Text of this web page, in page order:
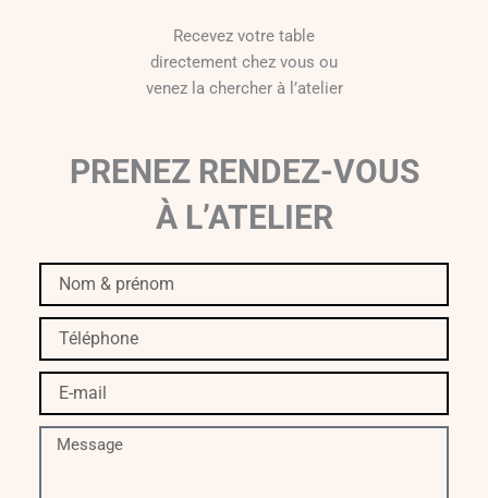
Recevez votre table
directement chez vous ou
venez la chercher à l’atelier
PRENEZ RENDEZ-VOUS
À L’ATELIER
prénom
mail
Message